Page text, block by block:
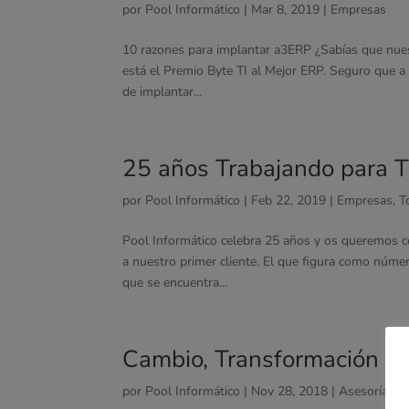
por Pool Informático | Mar 8, 2019 | Empresas
10 razones para implantar a3ERP ¿Sabías que
está el Premio Byte TI al Mejor ERP. Seguro que
de implantar...
25 años Trabajando para
por Pool Informático | Feb 22, 2019 | Empresas,
Pool Informático celebra 25 años y os queremos
a nuestro primer cliente. El que figura como
que se encuentra...
Cambio, Transformación
por Pool Informático | Nov 28, 2018 |Asesorías